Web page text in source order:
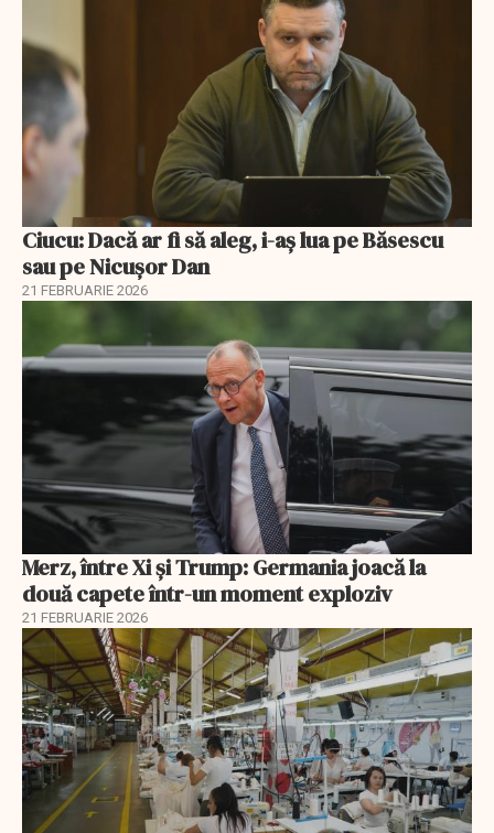
Ciucu: Dacă ar fi să aleg, i-aș lua pe Băsescu
sau pe Nicușor Dan
21 FEBRUARIE 2026
Merz, între Xi și Trump: Germania joacă la
două capete într-un moment exploziv
21 FEBRUARIE 2026